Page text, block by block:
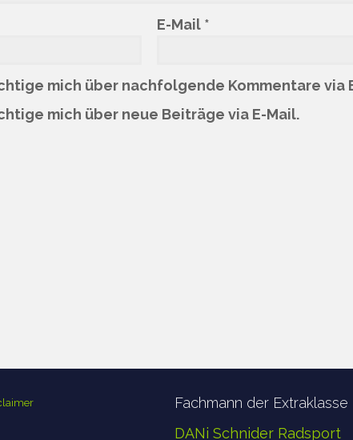
E-Mail *
mich über nachfolgende Kommentare via
mich über neue Beiträge via E-Mail.
Fachmann der Extraklasse
DANi Schnider Radsport